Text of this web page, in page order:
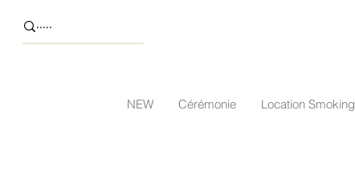
NEW Cérémonie Location Smoking